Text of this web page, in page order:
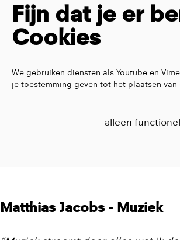
Fijn dat je er
Cookies
We gebruiken diensten als Youtube en
je toestemming geven tot het plaatsen van
alleen
Matthias Jacobs - Muziek